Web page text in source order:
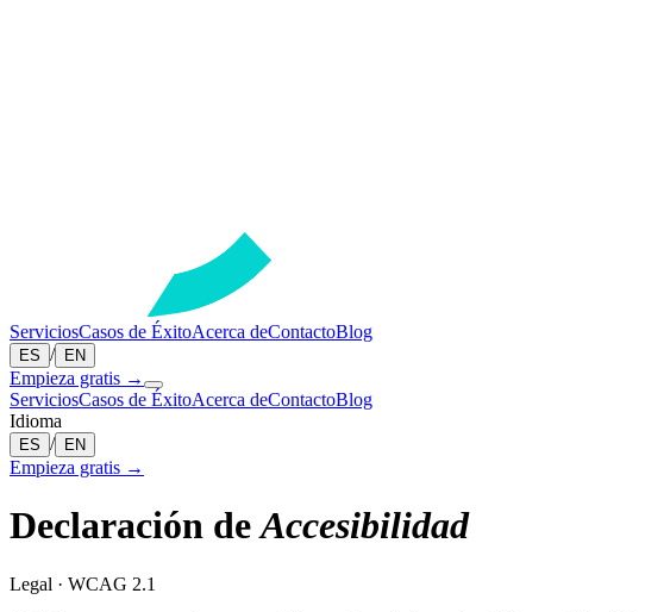
ServiciosCasos de ÉxitoAcerca deContactoBlog
ES / EN
Empieza gratis →
ServiciosCasos de ÉxitoAcerca deContactoBlog
Idioma
ES / EN
Empieza gratis →
Declaración de Accesibilidad
Legal · WCAG 2.1